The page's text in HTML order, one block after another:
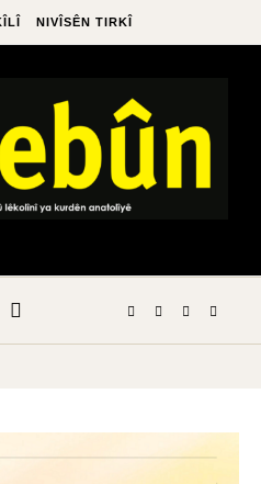
NIVÎSÊN TIRKÎ